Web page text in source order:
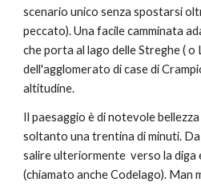
scenario unico senza spostarsi
peccato). Una facile camminata
che porta al lago delle Streghe (
dell'agglomerato di case di
altitudine.
Il paesaggio è di notevole
soltanto una trentina di minuti.
salire ulteriormente  verso la diga
(chiamato anche Codelago). Man